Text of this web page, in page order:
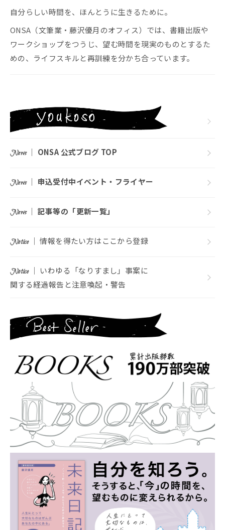
自分らしい時間を、ほんとうに生きるために。
ONSA（文筆業・藤沢優月のオフィス）では、書籍出版や
ワークショップをつうじ、望む時間を現実のものとするた
めの、ライフスキルと再訓練を分かち合っています。
News ｜ ONSA 公式ブログ TOP
News ｜ 申込受付中イベント・フライヤー
News ｜ 記事等の「更新一覧」
Notice｜ 情報を得たい方はここから登録
Notice｜ いわゆる「なりすまし」事案に
関する経過報告と注意喚起・警告